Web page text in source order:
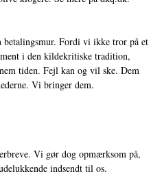
betalingsmur. Fordi vi ikke tror på et
i den kildekritiske tradition,
tiden. Fejl kan og vil ske. Dem
Vi bringer dem.
Vi gør dog opmærksom på,
indsendt til os.